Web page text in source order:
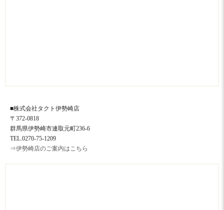
■株式会社タクト伊勢崎店
〒372-0818
群馬県伊勢崎市連取元町236-6
TEL.0270-75-1209
⇒伊勢崎店のご案内はこちら